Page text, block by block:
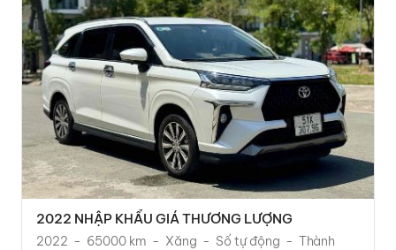
2022 NHẬP KHẨU GIÁ THƯƠNG LƯỢNG
2022 65000 km Xăng Số tự động
Thành